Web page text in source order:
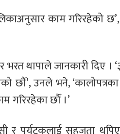
काम गरिरहेको
थापाले जानकारी दिए ।
उनले भने, ‘कालोपत्रका
गरिरहेका छौँ ।’